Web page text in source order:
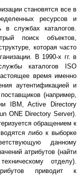
становятся все в
ресурсов и
в службах каталогов.
поиск объектов,
которая часто
В 1990-х гг. в
каталогов ISO
время именно
аутентификацией и
(например,
IBM, Active Directory
ONE Directory Server).
обращением к
либо к выборке
данному
атрибутов (найти
отделу).
приводит к